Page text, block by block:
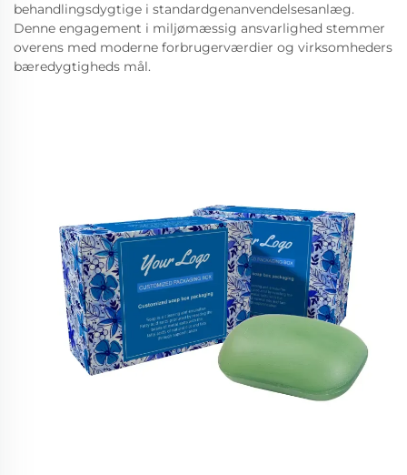
behandlingsdygtige i standardgenanvendelsesanlæg.
Denne engagement i miljømæssig ansvarlighed stemmer
overens med moderne forbrugerværdier og virksomheders
bæredygtigheds mål.